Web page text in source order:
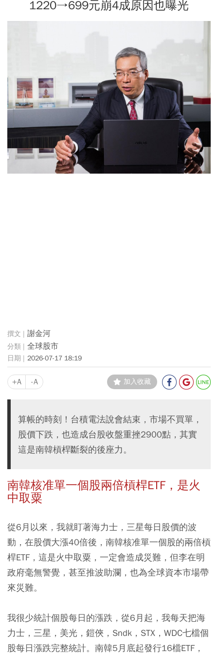
1220→699元崩4成原因也曝光
謝金河
全球股市
2026-07-17 18:19
+A -A 加入收藏
算帳的時刻！台積電法說會結束，市場不買單，
股價下跌，也造成台股收盤重挫2900點，其實
這是南韓槓桿斷裂的後座力。
南韓核准單一個股兩倍槓桿ETF，是火
中取粟
從6月以來，我就盯著海力士，三星每日股價的波
動，在股價大漲40倍後，南韓核准單一個股的兩倍槓
桿ETF，這是火中取粟，一定會造成災難，但李在明
政府毫無警覺，甚至推波助瀾，也為全球資本市場帶
來災難。
我很少統計個股每日的漲跌，從6月起，我每天把海
力士，三星，美光，鎧俠，Sndk，STX，WDC七檔個
股每日漲跌完整統計。南韓5月底起發行16檔ETF，